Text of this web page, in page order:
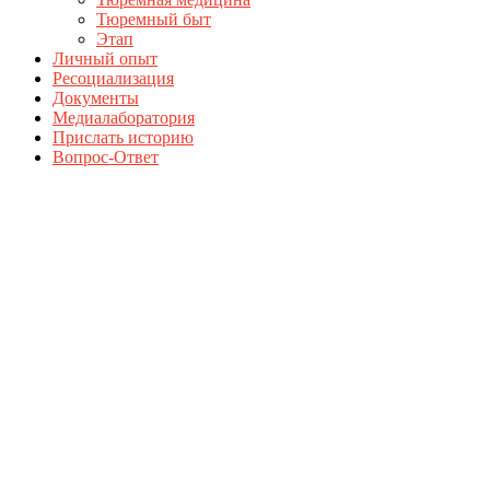
Тюремный быт
Этап
Личный опыт
Ресоциализация
Документы
Медиалаборатория
Прислать историю
Вопрос-Ответ